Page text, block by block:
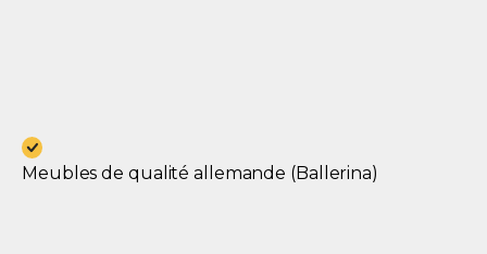
Meubles de qualité allemande (Ballerina)